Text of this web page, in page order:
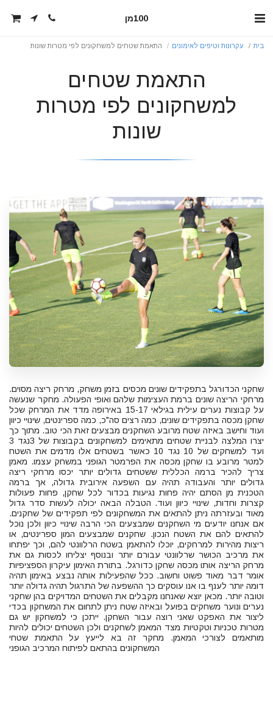
100מן
בית עקרונות וטיפים לאימונים התאמת שטחים למשחקונים לפי מטרות שונות
התאמת שטחים
למשחקונים לפי מטרות
שונות
שחקני הכדורגל בתפקידים שונים מכסים בזמן משחק, מרחק ריצה מסוים.
מרחקי הריצה שונים ברמת העצימות שלהם ואופי הפעולה. מחקר שנעשה
על קבוצות נערים עילית בגילאי 15-17 באירופה מדד את המרחק שכל
שחקן מכסה בתפקידים שונים, כמה רצים סה"כ, כמה ספרינטים, שינויי כיוון
ועוד וחישב באיזה שטח מרובע השחקנים מבצעים זאת הכי טוב. מתוך כך
יצרו המלצה לבניית שטחים מתאימים למשחקונים בקבוצות של 3נגד 3
ועד למשחקים של 10 נגד 10 כאשר בשטחים אלו מדמים את השטח
למטר מרובע בו שחקן מכסה את הפרמטר הגופני במשחק עצמו. מאמן
צריך להכיר ברמה הכללית ששטחים גדולים יותר יכסו מרחקי ריצה
גדולים יותר והעבודה תהיה עם השפעה אירובית גדולה, אך ברמה
הטכנית מן הסתם יהיה פחות נגיעות בכדור לכל שחקן, פחות פעולות
קצרות וחדות, שינויי כיוון ועוד. הטבלה הבאה יכולה לעשות סדר גדול
מאוד ובעזרתה ניתן להתאים את המשחקונים לפי תפקידים של שחקנים.
אם אנחנו יודעים מי השחקנים שמבצעים הכי הרבה שינויי כיוון ולכן נוכל
להתאים להם את השטח הנכון. שחקנים שמבצעים המון ספרינטים, או
ריצות מהירות למרחקים, יוכלו להתאמן בשטח הרלוונטי להם, וכך יפתחו
את מרכיב הכושר שרלוונטי עבורם יותר ובנוסף יצליחו לכסות גם את
מרחק הריצה אותו מכסה שחקן כדורגל. בתורת האימון עיקרון הספציפיות
אומר דבר מאוד פשוט וחשוב. ככל שהפעילות אותה נבצע באימון תהיה
דומה יותר לענף בו אנו עוסקים כך ההשפעה של התרגול תהיה גדולה יותר
וטובה יותר. מכאן יוצא שאנחנו מקבלים את השטחים המדויקים בהן שחקני
נערים ונוער משחקים בפועל ובאיזה שטח ניתן לתחום את המשחקון בכדי
ליצור את האפקט שאני רוצה עבור השחקן. ייתכן כי למשחקון יש גם
מטרות טכניות וטקטיות מצד המאמן לשחקנים ולכן השטחים יכולים להיות
מותאמים לצורכי המאמן. מחקר זה בא לייעץ על התאמת שטחי
המשחקונים בהתאם לפיתוח המרכיב הגופני